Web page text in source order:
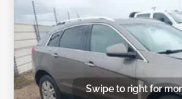
Swipe to right for